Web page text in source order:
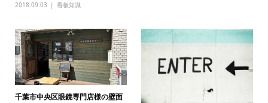
2018.09.03 看板知識
千葉市中央区眼鏡専門店様の壁面